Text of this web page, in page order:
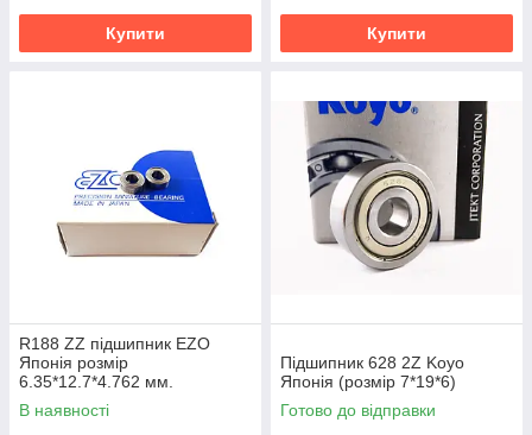
Купити Купити
R188 ZZ підшипник EZO
Японія розмір
6.35*12.7*4.762 мм.
В наявності
Підшипник 628 2Z Koyo
Японія (розмір 7*19*6)
Готово до відправки